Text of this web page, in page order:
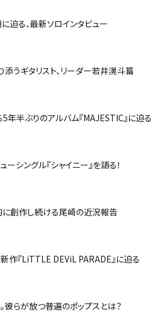
迫る、最新ソロインタビュー
うギタリスト、リーダー若井滉斗篇
半ぶりのアルバム『MAJESTIC』に迫る
シングル『シャイニー』を語る！
に創作し続ける尾崎の近況報告
作『LiTTLE DEViL PARADE』に迫る
彼らが放つ普遍のポップスとは？